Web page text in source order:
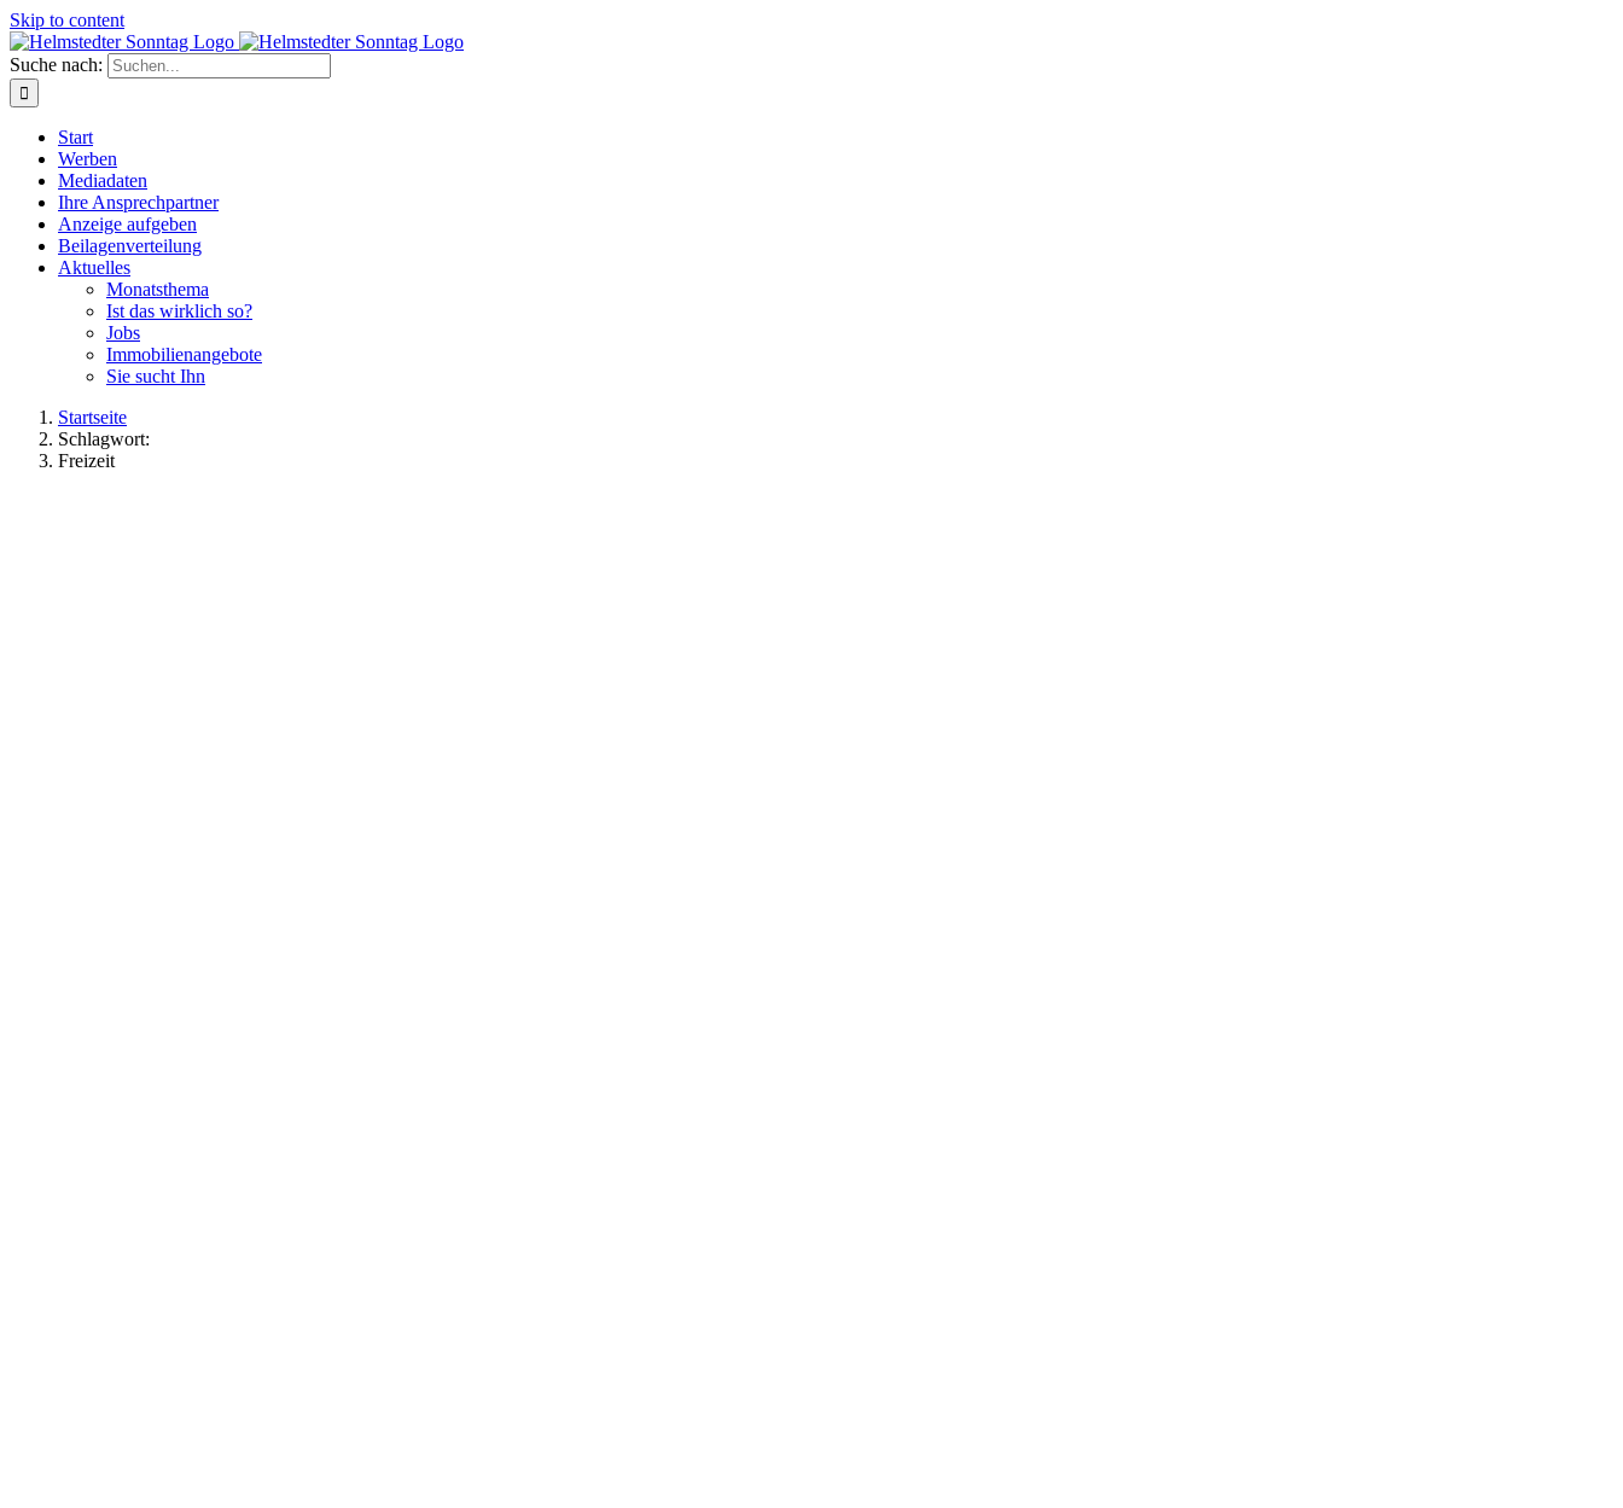
Skip to content
Suche nach:
Start
Werben
Mediadaten
Ihre Ansprechpartner
Anzeige aufgeben
Beilagenverteilung
Aktuelles
Monatsthema
Ist das wirklich so?
Jobs
Immobilienangebote
Sie sucht Ihn
Startseite
Schlagwort:
Freizeit